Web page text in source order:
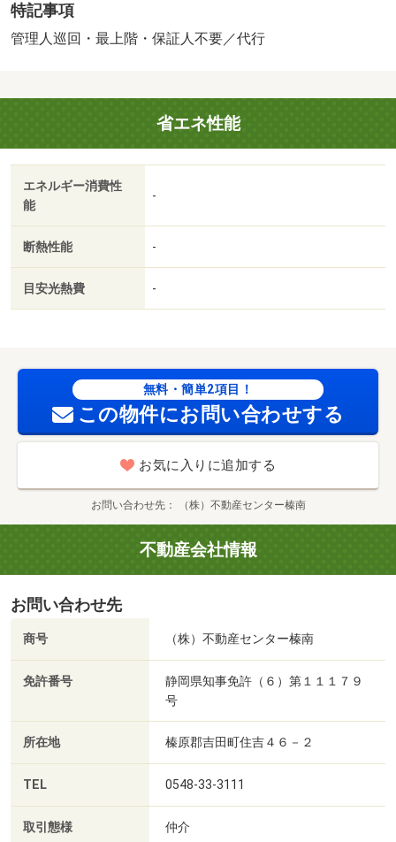
付・ＩＨコンロ・ロフト付１Ｋ 単身者向けのお部屋で
す！・仲介手数料：１．１ヶ月/ハウスクリーニング費
特記事項
管理人巡回・最上階・保証人不要／代行
省エネ性能
エネルギー消費性
能
-
断熱性能 -
目安光熱費 -
無料・簡単2項目！
この物件にお問い合わせする
お気に入りに追加する
お問い合わせ先 （株）不動産センター榛南
不動産会社情報
お問い合わせ先
商号 （株）不動産センター榛南
免許番号
静岡県知事免許（６）第１１１７９
号
所在地 榛原郡吉田町住吉４６－２
TEL 0548-33-3111
取引態様 仲介